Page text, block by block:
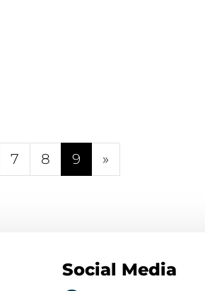
7 8 9 »
Social Media